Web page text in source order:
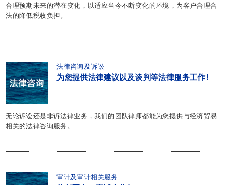
合理预期未来的潜在变化，以适应当今不断变化的环境，为客户合理合
法的降低税收负担。
法律咨询及诉讼
为您提供法律建议以及谈判等法律服务工作!
无论诉讼还是非诉法律业务，我们的团队律师都能为您提供与经济贸易
相关的法律咨询服务。
审计及审计相关服务